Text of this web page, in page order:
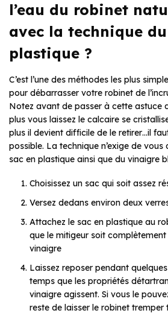
l’eau du robinet
avec la technique
plastique ?
C’est l’une des méthodes les plus
pour débarrasser votre robinet de
Notez avant de passer à cette astuce
plus vous laissez le calcaire se
plus il devient difficile de le retirer…il
possible. La technique n’exige de vous
sac en plastique ainsi que du vinaigre
Choisissez un sac qui soit assez
Versez dedans environ deux
Attachez le sac en plastique au
que le mitigeur soit
vinaigre
Laissez reposer pendant
temps que les propriétés
vinaigre agissent. Si vous le
reste de laisser le robinet tremper